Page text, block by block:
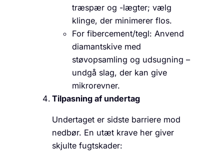
træ­spær og -lægter; vælg
klinge, der minimerer flos.
For fibercement/tegl: Anvend
diamantskive med
støvopsamling og udsugning –
undgå slag, der kan give
mikrorevner.
Tilpasning af undertag
Undertaget er sidste barriere mod
nedbør. En utæt krave her giver
skjulte fugtskader: